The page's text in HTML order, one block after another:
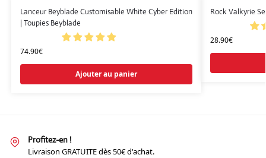
Lanceur Beyblade Customisable White Cyber Edition
| Toupies Beyblade
74.90€
Ajouter au panier
Rock Valkyrie
28.90€
Profitez-en !
Livraison GRATUITE dès 50€ d'achat.